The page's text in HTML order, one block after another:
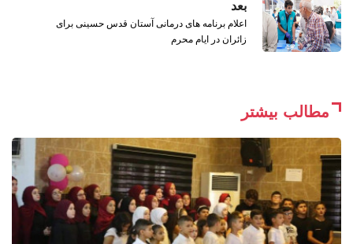
بعد
اعلام برنامه‌ های درمانی آستان قدس حسینی برای
زائران در ایام محرم
مطالب بیشتر